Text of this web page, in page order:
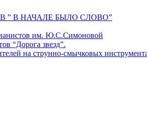
В НАЧАЛЕ БЫЛО СЛОВО”
им. Ю.С.Симоновой
“Дорога звезд”.
на струнно-смычковых